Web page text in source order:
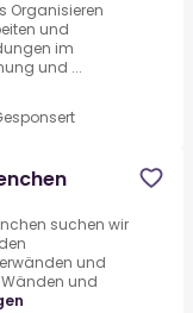
Organisieren
und
im
und ...
suchen wir
und
Wänden und